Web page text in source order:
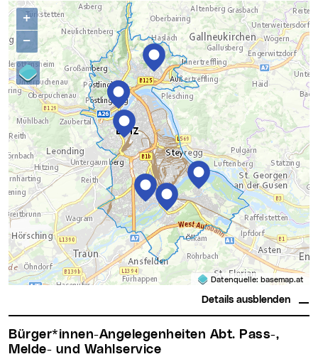
Kontakte
Karte überspringen
+
−
Datenquelle: basemap.at
Details ausblenden
Bürger*innen-Angelegenheiten Abt. Pass-,
Melde- und Wahlservice